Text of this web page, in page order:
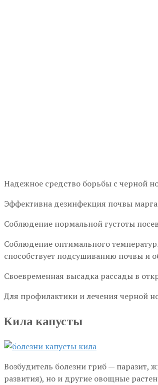
Надежное средство борьбы с черной
Эффективна дезинфекция почвы
Соблюдение нормальной густоты
Соблюдение оптимального
способствует подсушиванию почвы и
Своевременная высадка рассады в
Для профилактики и лечения черной
Кила капусты
Возбудитель болезни гриб — паразит,
развития), но и другие овощные